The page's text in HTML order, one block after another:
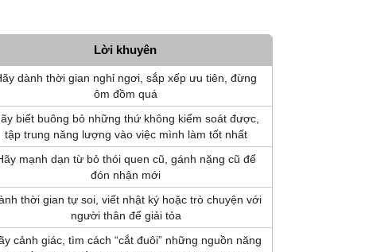
Lời khuyên
dành thời gian nghỉ ngơi, sắp xếp ưu tiên, đừng
ôm đồm quá
biết buông bỏ những thứ không kiểm soát được,
tập trung năng lượng vào việc mình làm tốt nhất
mạnh dạn từ bỏ thói quen cũ, gánh nặng cũ để
đón nhận mới
thời gian tự soi, viết nhật ký hoặc trò chuyện với
người thân để giải tỏa
cảnh giác, tìm cách “cắt đuôi” những nguồn năng